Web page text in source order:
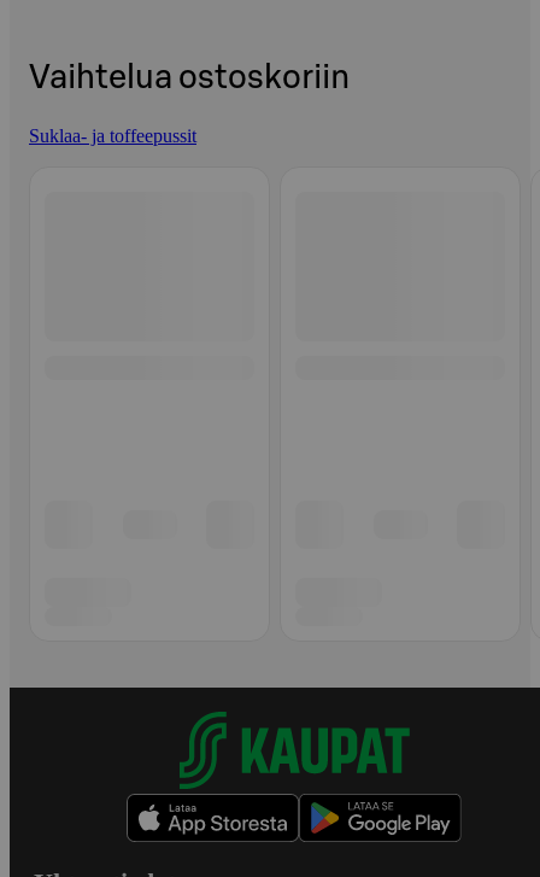
Vaihtelua ostoskoriin
Suklaa- ja toffeepussit